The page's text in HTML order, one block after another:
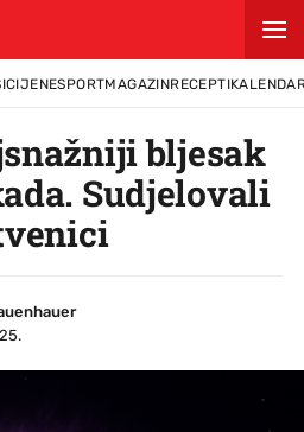
CIJENESPORTMAGAZINRECEPTI
bljesak
Sudjelovali